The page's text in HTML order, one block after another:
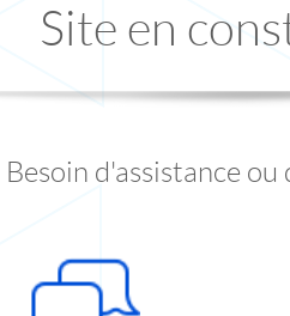
Site en
Besoin d'assistance